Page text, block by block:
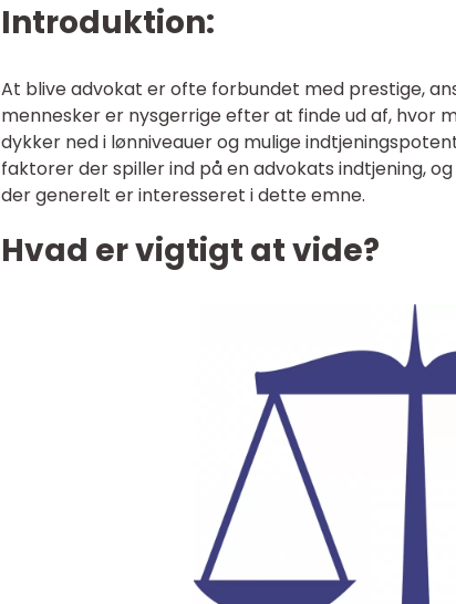
Introduktion:
At blive advokat er ofte forbundet med prestige,
mennesker er nysgerrige efter at finde ud af, hvor
dykker ned i lønniveauer og mulige
faktorer der spiller ind på en advokats indtjening,
der generelt er interesseret i dette emne.
Hvad er vigtigt at vide?